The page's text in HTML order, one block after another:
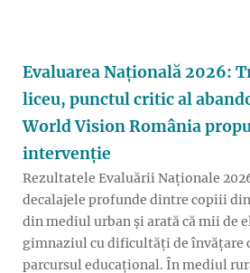
Evaluarea Națională 2026:
liceu, punctul critic al
World Vision România
intervenție
Rezultatele Evaluării Naționale
decalajele profunde dintre copiii
din mediul urban și arată că mii de
gimnaziul cu dificultăți de învățare
parcursul educațional. În mediul